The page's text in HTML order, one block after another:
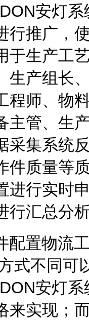
安灯
行推广，
于生产工
生产组长
程师、物
主管、生
采集系统
件质量等
进行实时
行汇总分
置物流工
式不同可
安灯
来实现；